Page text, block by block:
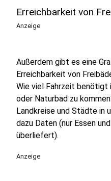
Erreichbarkeit von
Anzeige
Außerdem gibt es eine
Erreichbarkeit von
Wie viel Fahrzeit benötigt
oder Naturbad zu
Landkreise und Städte in
dazu Daten (nur Essen
überliefert).
Anzeige